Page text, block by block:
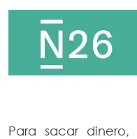
Para sacar dinero,